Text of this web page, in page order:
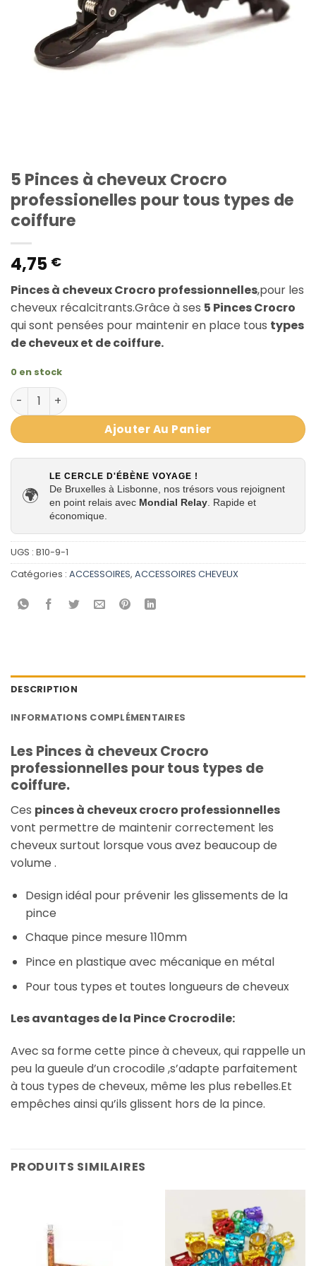
5 Pinces à cheveux Crocro
professionelles pour tous types de
coiffure
4,75 €
Pinces à cheveux Crocro professionnelles,pour les
cheveux récalcitrants.Grâce à ses 5 Pinces Crocro
qui sont pensées pour maintenir en place tous types
de cheveux et de coiffure.
0 en stock
quantité de 5 Pinces à cheveux Crocro professionelles
Ajouter Au Panier
🌍
LE CERCLE D'ÉBÈNE VOYAGE !
De Bruxelles à Lisbonne, nos trésors vous rejoignent
en point relais avec Mondial Relay . Rapide et
économique.
UGS : B10-9-1
Catégories : ACCESSOIRES, ACCESSOIRES CHEVEUX
DESCRIPTION
INFORMATIONS COMPLÉMENTAIRES
Les Pinces à cheveux Crocro
professionnelles pour tous types de
coiffure.
Ces pinces à cheveux crocro professionnelles
vont permettre de maintenir correctement les
cheveux surtout lorsque vous avez beaucoup de
volume .
Design idéal pour prévenir les glissements de la
pince
Chaque pince mesure 110mm
Pince en plastique avec mécanique en métal
Pour tous types et toutes longueurs de cheveux
Les avantages de la Pince Crocrodile:
Avec sa forme cette pince à cheveux, qui rappelle un
peu la gueule d’un crocodile ,s’adapte parfaitement
à tous types de cheveux, même les plus rebelles.Et
empêches ainsi qu’ils glissent hors de la pince.
PRODUITS SIMILAIRES